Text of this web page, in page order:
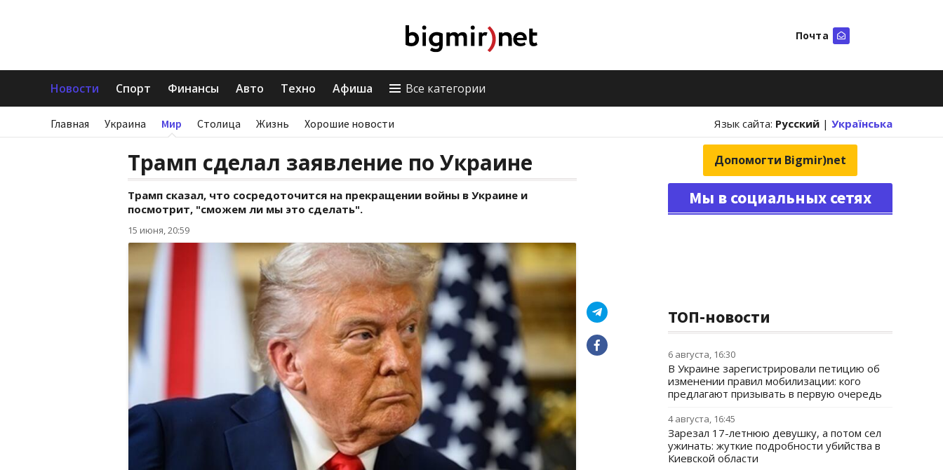
Почта
Новости Спорт Финансы Авто Техно Афиша Все категории
Главная Украина Мир Столица Жизнь Хорошие новости Язык сайта: Русский | Українська
Трамп сделал заявление по Украине
Трамп сказал, что сосредоточится на прекращении войны в Украине и
посмотрит, "сможем ли мы это сделать".
15 июня, 20:59
Допомогти Bigmir)net
Мы в социальных сетях
ТОП-новости
6 августа, 16:30
В Украине зарегистрировали петицию об
изменении правил мобилизации: кого
предлагают призывать в первую очередь
4 августа, 16:45
Зарезал 17-летнюю девушку, а потом сел
ужинать: жуткие подробности убийства в
Киевской области